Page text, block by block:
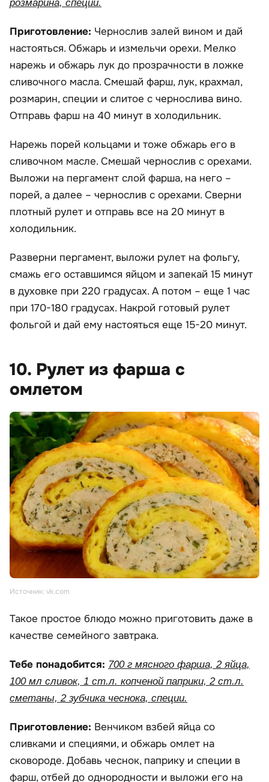
розмарина, специи.
Приготовление: Чернослив залей вином и дай
настояться. Обжарь и измельчи орехи. Мелко
нарежь и обжарь лук до прозрачности в ложке
сливочного масла. Смешай фарш, лук, крахмал,
розмарин, специи и слитое с чернослива вино.
Отправь фарш на 40 минут в холодильник.
Нарежь порей кольцами и тоже обжарь его в
сливочном масле. Смешай чернослив с орехами.
Выложи на пергамент слой фарша, на него –
порей, а далее – чернослив с орехами. Сверни
плотный рулет и отправь все на 20 минут в
холодильник.
Разверни пергамент, выложи рулет на фольгу,
смажь его оставшимся яйцом и запекай 15 минут
в духовке при 220 градусах. А потом – еще 1 час
при 170-180 градусах. Накрой готовый рулет
фольгой и дай ему настояться еще 15-20 минут.
10. Рулет из фарша с
омлетом
Источник: vk.com
Такое простое блюдо можно приготовить даже в
качестве семейного завтрака.
Тебе понадобится: 700 г мясного фарша, 2 яйца,
100 мл сливок, 1 ст.л. копченой паприки, 2 ст.л.
сметаны, 2 зубчика чеснока, специи.
Приготовление: Венчиком взбей яйца со
сливками и специями, и обжарь омлет на
сковороде. Добавь чеснок, паприку и специи в
фарш, отбей до однородности и выложи его на